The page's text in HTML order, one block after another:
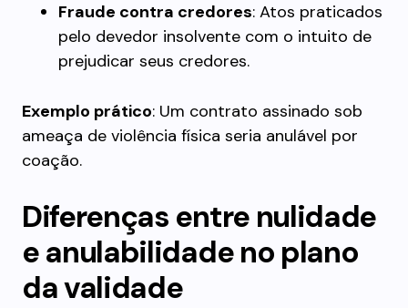
Fraude contra credores: Atos praticados
pelo devedor insolvente com o intuito de
prejudicar seus credores.
Exemplo prático: Um contrato assinado sob
ameaça de violência física seria anulável por
coação.
Diferenças entre nulidade
e anulabilidade no plano
da validade